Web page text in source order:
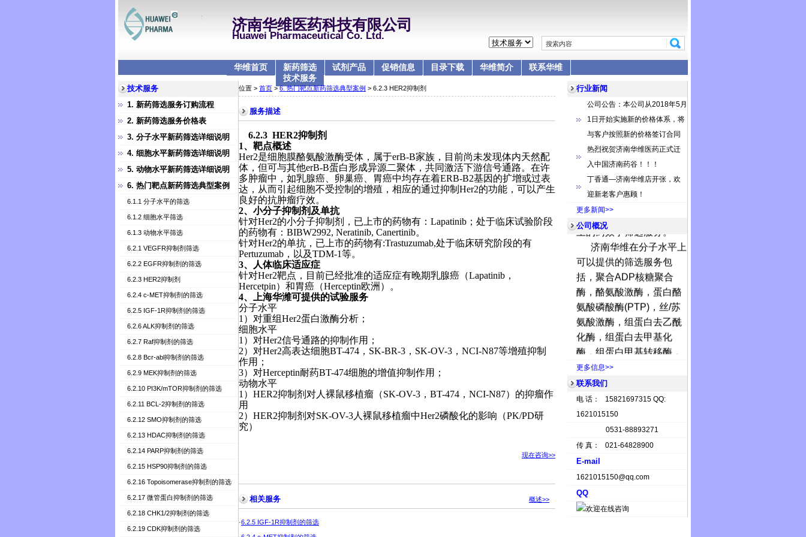
济南华维医药科技有限公司
Huawei Pharmaceutical Co. Ltd.
华维首页
新药筛选
技术服务
试剂产品 促销信息 目录下载 华维简介 联系华维
技术服务
1. 新药筛选服务订购流程
2. 新药筛选服务价格表
3. 分子水平新药筛选详细说明
4. 细胞水平新药筛选详细说明
5. 动物水平新药筛选详细说明
6. 热门靶点新药筛选典型案例
6.1.1 分子水平的筛选
6.1.2 细胞水平筛选
6.1.3 动物水平筛选
6.2.1 VEGFR抑制剂筛选
6.2.2 EGFR抑制剂的筛选
6.2.3 HER2抑制剂
6.2.4 c-MET抑制剂的筛选
6.2.5 IGF-1R抑制剂的筛选
6.2.6 ALK抑制剂的筛选
6.2.7 Raf抑制剂的筛选
6.2.8 Bcr-abl抑制剂的筛选
6.2.9 MEK抑制剂的筛选
6.2.10 PI3K/mTOR抑制剂的筛选
6.2.11 BCL-2抑制剂的筛选
6.2.12 SMO抑制剂的筛选
6.2.13 HDAC抑制剂的筛选
6.2.14 PARP抑制剂的筛选
6.2.15 HSP90抑制剂的筛选
6.2.16 Topoisomerase抑制剂的筛选
6.2.17 微管蛋白抑制剂的筛选
6.2.18 CHK1/2抑制剂的筛选
6.2.19 CDK抑制剂的筛选
行业新闻
公司公告：本公司从2018年5月
1日开始实施新的价格体系，将
与客户按照新的价格签订合同
热烈祝贺济南华维医药正式迁
入中国济南药谷！！！
丁香通—济南华维店开张，欢
迎新老客户惠顾！
更多新闻>>
公司概况
济南华维医药科技有
限公司（原上海华潍医药
正式迁入山东济南药谷）
是中国一流的新药筛选专
CRO公司，本公司专注
于提供1.1类新药在分子水
平、细胞水平、动物水平
上的药效学筛选服务。
济南华维在分子水平上
可以提供的筛选服务包
括，聚合 ADP核糖聚合
酶，酪氨酸激酶，蛋白酪
氨酸磷酸酶(PTP) ，丝/苏
氨酸激酶，组蛋白去乙酰
化酶，组蛋白去甲基化
酶，组蛋白甲基转移酶，
DNA 甲基转移酶，热休克
蛋白，基质金属蛋白酶，
剂激活受体，其他与代谢
相关的酶，细胞毒
细胞相关抗原4，磷酸二酯
酶，磷脂酶
脂，抗病毒，抗凝血，抗
更多信息>>
联系我们
电 话： 15821697315 QQ:
1621015150
0531-88893271
传 真： 021-64828900
E-mail
1621015150@qq.com
QQ
位置 > 首页 >6. 热门靶点新药筛选典型案例 > 6.2.3 HER2抑制剂
服务描述
6.2.3 HER2抑制剂
1、靶点概述
Her2是细胞膜酪氨酸激酶受体，属于erB-B家族，目前尚未发现体内天然配
体，但可与其他erB-B蛋白形成异源二聚体，共同激活下游信号通路。在许
多肿瘤中，如乳腺癌、卵巢癌、胃癌中均存在着ERB-B2基因的扩增或过表
达，从而引起细胞不受控制的增殖，相应的通过抑制 Her2的功能，可以产生
良好的抗肿瘤疗效。
2、小分子抑制剂及单抗
针对Her2的小分子抑制剂，已上市的药物有： Lapatinib ；处于临床试验阶段
的药物有： BIBW2992, Neratinib, Canertinib。
针对Her2的单抗，已上市的药物有:Trastuzumab,处于临床研究阶段的有
Pertuzumab ，以及TDM-1等。
3、人体临床适应症
针对Her2靶点，目前已经批准的适应症有晚期乳腺癌（Lapatinib ，
Hercetpin）和胃癌（Herceptin欧洲）。
4、上海华潍可提供的试验服务
分子水平
1 ）对重组Her2蛋白激酶分析；
细胞水平
1 ）对Her2信号通路的抑制作用；
2）对Her2高表达细胞BT-474 ， SK-BR-3 ， SK-OV-3 ， NCI-N87等增殖抑制
作用；
3）对Herceptin耐药BT-474细胞的增值抑制作用；
动物水平
1 ） HER2抑制剂对人裸鼠移植瘤（SK-OV-3 ， BT-474 ， NCI-N87）的抑瘤作
用
2） HER2抑制剂对SK-OV-3人裸鼠移植瘤中Her2磷酸化的影响（PK/PD研
究）
现在咨询>>
相关服务 概述>>
·6.2.5 IGF-1R抑制剂的筛选